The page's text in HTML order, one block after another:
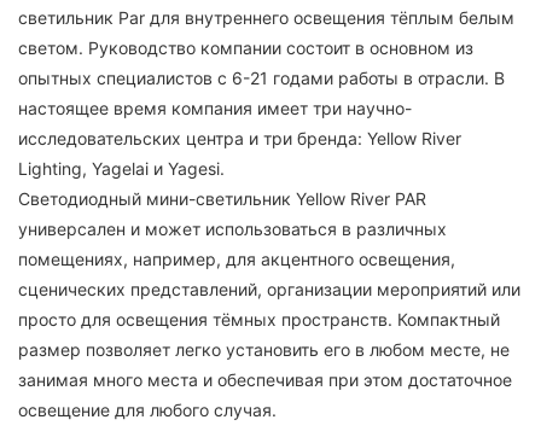
светильник Par для внутреннего освещения тёплым белым
светом. Руководство компании состоит в основном из
опытных специалистов с 6-21 годами работы в отрасли. В
настоящее время компания имеет три научно-
исследовательских центра и три бренда: Yellow River
Lighting, Yagelai и Yagesi.
Светодиодный мини-светильник Yellow River PAR
универсален и может использоваться в различных
помещениях, например, для акцентного освещения,
сценических представлений, организации мероприятий или
просто для освещения тёмных пространств. Компактный
размер позволяет легко установить его в любом месте, не
занимая много места и обеспечивая при этом достаточное
освещение для любого случая.